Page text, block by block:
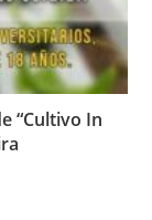
“Cultivo In